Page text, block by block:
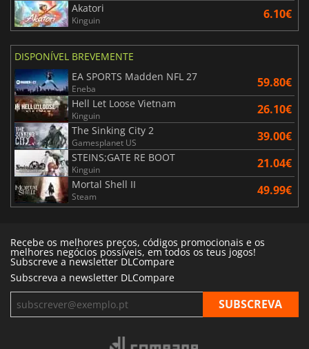
Akatori
Kinguin 6.10€
DISPONÍVEL BREVEMENTE
EA SPORTS Madden NFL 27
Eneba 59.80€
Hell Let Loose Vietnam
Kinguin 26.10€
The Sinking City 2
Gamesplanet US 39.00€
STEINS;GATE RE BOOT
Kinguin 21.04€
Mortal Shell II
Steam 49.99€
Recebe os melhores preços, códigos promocionais e os
melhores negócios possíveis, em todos os teus jogos!
Subscreve a newsletter DLCompare
Subscreva a newsletter DLCompare